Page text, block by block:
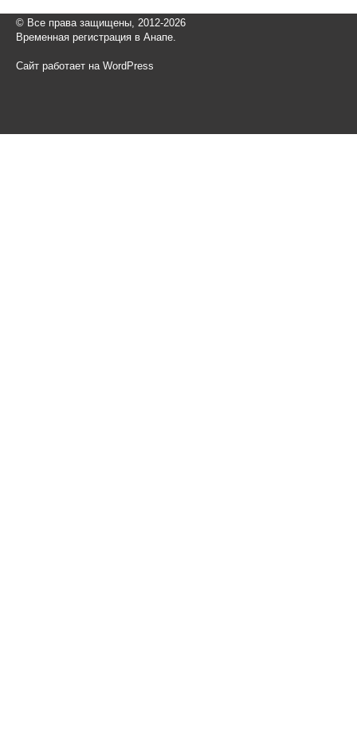
© Все права защищены, 2012-2026
Временная регистрация в Анапе.
Сайт работает на WordPress